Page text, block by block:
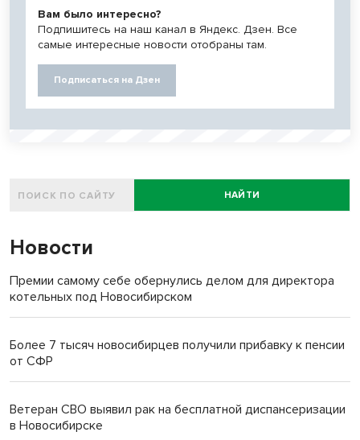
Вам было интересно?
Подпишитесь на наш канал в Яндекс. Дзен. Все
самые интересные новости отобраны там.
Подписаться на Дзен
НАЙТИ
Новости
Премии самому себе обернулись делом для директора
котельных под Новосибирском
Более 7 тысяч новосибирцев получили прибавку к пенсии
от СФР
Ветеран СВО выявил рак на бесплатной диспансеризации
в Новосибирске